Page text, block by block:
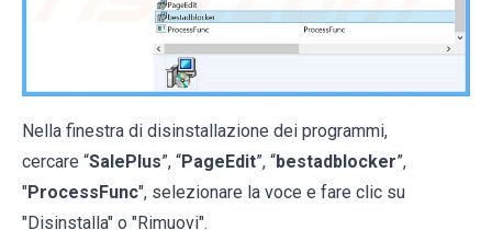
Nella finestra di disinstallazione dei programmi,
cercare “SalePlus”, “PageEdit”, “bestadblocker”,
"ProcessFunc", selezionare la voce e fare clic su
"Disinstalla" o "Rimuovi".